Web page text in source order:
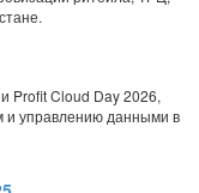
Profit Cloud Day 2026,
и управлению данными в